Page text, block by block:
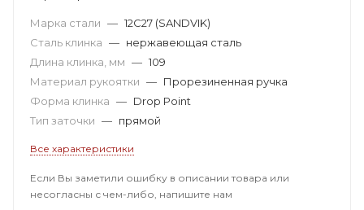
Марка стали — 12C27 (SANDVIK)
Сталь клинка — нержавеющая сталь
Длина клинка, мм — 109
Материал рукоятки — Прорезиненная ручка
Форма клинка — Drop Point
Тип заточки — прямой
Все характеристики
Если Вы заметили ошибку в описании товара или
несогласны с чем-либо, напишите нам